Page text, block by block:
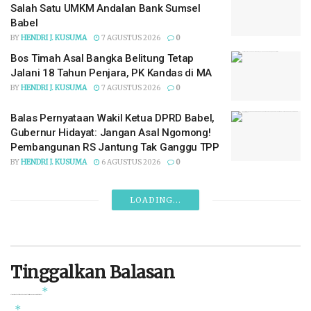
Salah Satu UMKM Andalan Bank Sumsel
Babel
BYHENDRI J. KUSUMA 7 AGUSTUS 2026 0
Bos Timah Asal Bangka Belitung Tetap
Jalani 18 Tahun Penjara, PK Kandas di MA
BYHENDRI J. KUSUMA 7 AGUSTUS 2026 0
Balas Pernyataan Wakil Ketua DPRD Babel,
Gubernur Hidayat: Jangan Asal Ngomong!
Pembangunan RS Jantung Tak Ganggu TPP
BYHENDRI J. KUSUMA 6 AGUSTUS 2026 0
LOADING...
Tinggalkan Balasan
*